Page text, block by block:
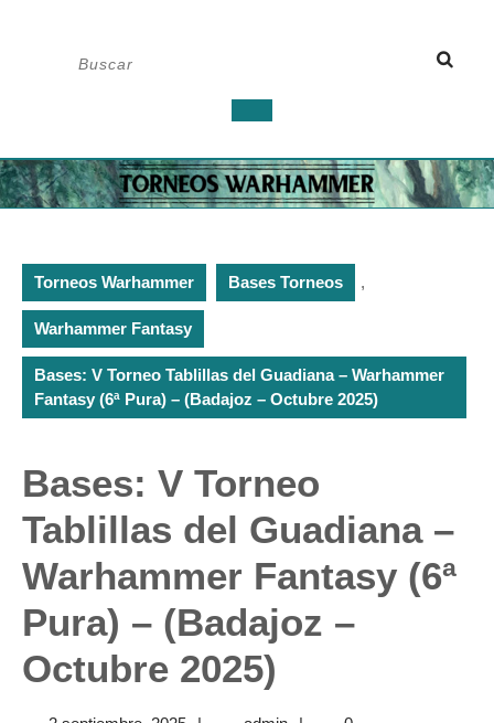
de
apertura
Torneos Warhammer Bases Torneos ,
Warhammer Fantasy
Bases: V Torneo Tablillas del Guadiana – Warhammer
Fantasy (6ª Pura) – (Badajoz – Octubre 2025)
Bases: V Torneo
Tablillas del Guadiana –
Warhammer Fantasy (6ª
Pura) – (Badajoz –
Octubre 2025)